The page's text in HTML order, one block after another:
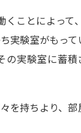
くことによっ
実験室がもっ
の実験室に蓄
を持ちより、